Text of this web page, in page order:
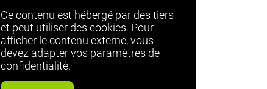
Ce contenu est hébergé par des tiers
et peut utiliser des cookies. Pour
afficher le contenu externe, vous
devez adapter vos paramètres de
confidentialité.